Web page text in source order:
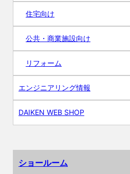
住宅向け
公共・商業施設向け
リフォーム
エンジニアリング情報
DAIKEN WEB SHOP
ショールーム